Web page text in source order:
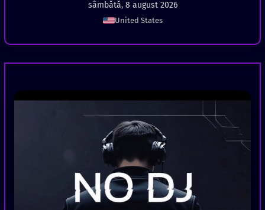
sâmbătă, 8 august 2026
United States